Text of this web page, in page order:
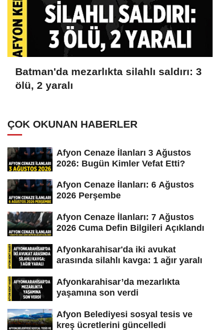
Batman'da mezarlıkta silahlı saldırı: 3
ölü, 2 yaralı
ÇOK OKUNAN HABERLER
Afyon Cenaze İlanları 3 Ağustos
2026: Bugün Kimler Vefat Etti?
Afyon Cenaze İlanları: 6 Ağustos
2026 Perşembe
Afyon Cenaze İlanları: 7 Ağustos
2026 Cuma Defin Bilgileri Açıklandı
Afyonkarahisar'da iki avukat
arasında silahlı kavga: 1 ağır yaralı
Afyonkarahisar’da mezarlıkta
yaşamına son verdi
Afyon Belediyesi sosyal tesis ve
kreş ücretlerini güncelledi